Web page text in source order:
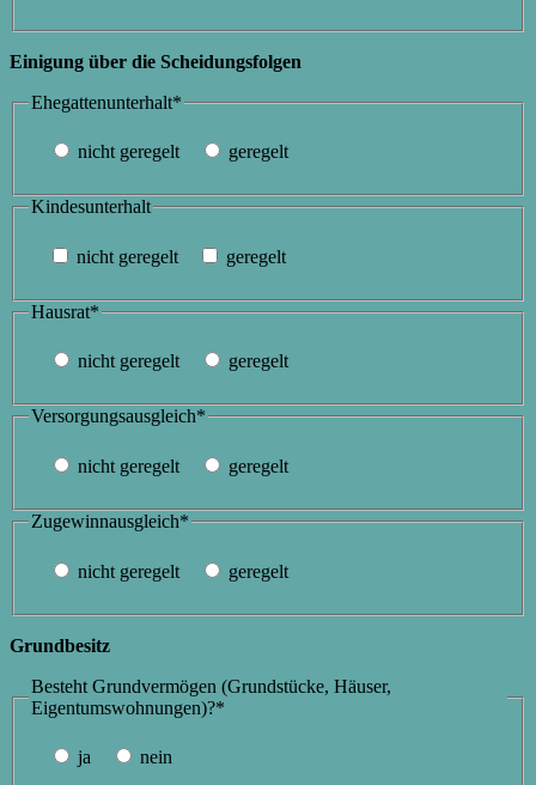
Einigung über die Scheidungsfolgen
Ehegattenunterhalt*
nicht geregelt geregelt
Kindesunterhalt
nicht geregelt geregelt
Hausrat*
nicht geregelt geregelt
Versorgungsausgleich*
nicht geregelt geregelt
Zugewinnausgleich*
nicht geregelt geregelt
Grundbesitz
Besteht Grundvermögen (Grundstücke, Häuser,
Eigentumswohnungen)?*
ja nein